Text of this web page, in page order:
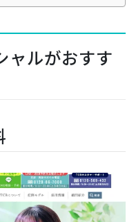
ャルがおすす